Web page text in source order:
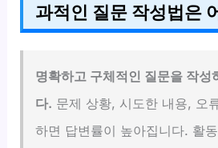
과적인 질문 작성법은
명확하고 구체적인 질문을 작성
다. 문제 상황, 시도한 내용, 오
하면 답변률이 높아집니다. 활